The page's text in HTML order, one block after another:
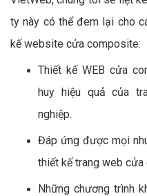
ty này có thể đem lại cho
kế website cửa composite:
Thiết kế WEB cửa
huy hiệu quả của
nghiệp.
Đáp ứng được mọi
thiết kế trang web
Những chương trình